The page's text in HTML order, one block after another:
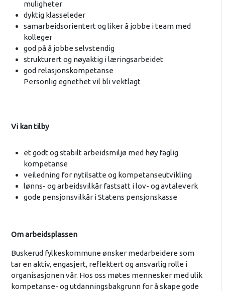
muligheter
dyktig klasseleder
samarbeidsorientert og liker å jobbe i team med
kolleger
god på å jobbe selvstendig
strukturert og nøyaktig i læringsarbeidet
god relasjonskompetanse
Personlig egnethet vil bli vektlagt
Vi kan tilby
et godt og stabilt arbeidsmiljø med høy faglig
kompetanse
veiledning for nytilsatte og kompetanseutvikling
lønns- og arbeidsvilkår fastsatt i lov- og avtaleverk
gode pensjonsvilkår i Statens pensjonskasse
Om arbeidsplassen
Buskerud fylkeskommune ønsker medarbeidere som
tar en aktiv, engasjert, reflektert og ansvarlig rolle i
organisasjonen vår. Hos oss møtes mennesker med ulik
kompetanse- og utdanningsbakgrunn for å skape gode